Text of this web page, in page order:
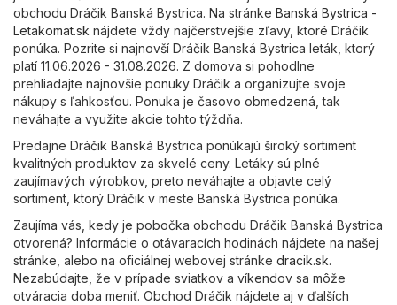
obchodu Dráčik Banská Bystrica. Na stránke Banská Bystrica -
Letakomat.sk nájdete vždy najčerstvejšie zľavy, ktoré Dráčik
ponúka. Pozrite si najnovší Dráčik Banská Bystrica leták, ktorý
platí 11.06.2026 - 31.08.2026. Z domova si pohodlne
prehliadajte najnovšie ponuky Dráčik a organizujte svoje
nákupy s ľahkosťou. Ponuka je časovo obmedzená, tak
neváhajte a využite akcie tohto týždňa.
Predajne Dráčik Banská Bystrica ponúkajú široký sortiment
kvalitných produktov za skvelé ceny. Letáky sú plné
zaujímavých výrobkov, preto neváhajte a objavte celý
sortiment, ktorý Dráčik v meste Banská Bystrica ponúka.
Zaujíma vás, kedy je pobočka obchodu Dráčik Banská Bystrica
otvorená? Informácie o otávaracích hodinách nájdete na našej
stránke, alebo na oficiálnej webovej stránke dracik.sk.
Nezabúdajte, že v prípade sviatkov a víkendov sa môže
otváracia doba meniť. Obchod Dráčik nájdete aj v ďalších